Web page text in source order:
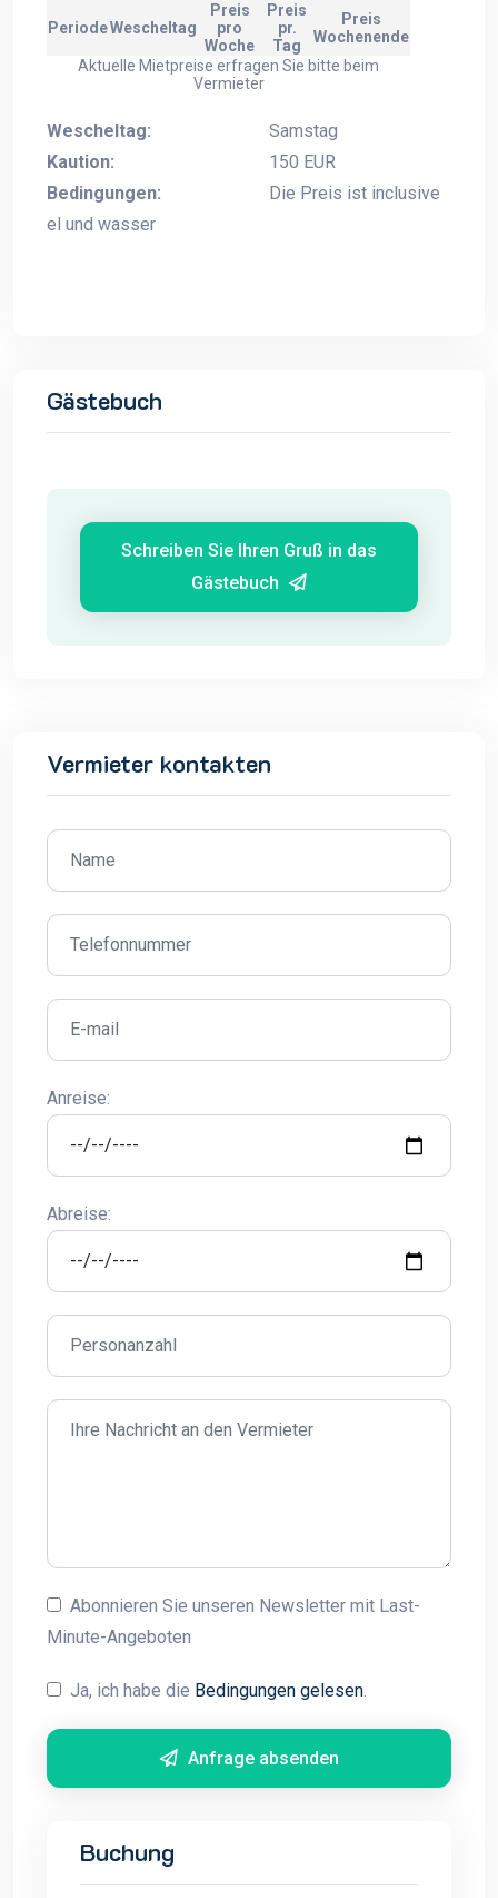
PeriodeWescheltag
Preis
pro
Woche
Preis
pr.
Tag
Preis
Wochenende
Aktuelle Mietpreise erfragen Sie bitte beim
Vermieter
Wescheltag:
Samstag
Kaution:
150 EUR
Bedingungen:
Die Preis ist inclusive
el und wasser
Gästebuch
Schreiben Sie Ihren Gruß in das
Gästebuch
Vermieter kontakten
Anreise:
Abreise:
Abonnieren Sie unseren Newsletter mit Last-
Minute-Angeboten
Ja, ich habe die Bedingungen gelesen.
Anfrage absenden
Buchung